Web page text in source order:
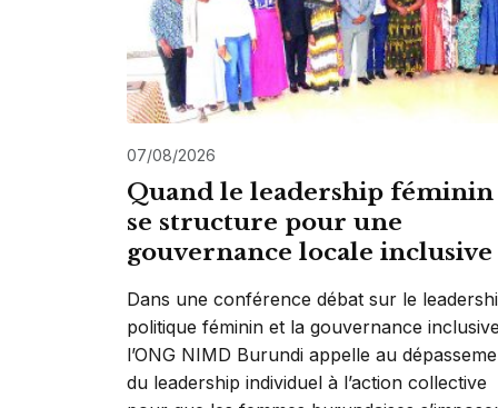
07/08/2026
Quand le leadership féminin
se structure pour une
gouvernance locale inclusive
Dans une conférence débat sur le
politique féminin et la gouvernance
l’ONG NIMD Burundi appelle au
du leadership individuel à l’action collective